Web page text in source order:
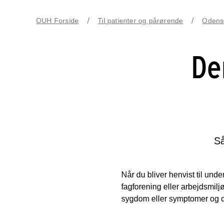
OUH Forside Til patienter og pårørende
Når du bliver henvist til
fagforening eller
sygdom eller symptomer og